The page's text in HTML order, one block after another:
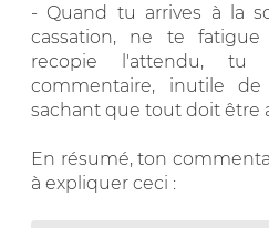
- Quand tu arrives à la
cassation, ne te
recopie l'attendu,
commentaire, inutile
sachant que tout doit être
En résumé, ton
à expliquer ceci :